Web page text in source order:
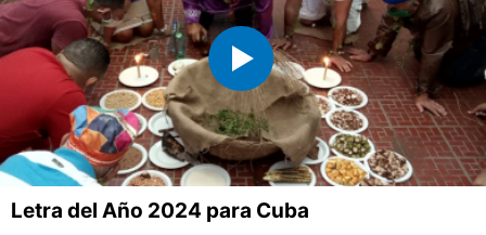
Letra del Año 2024 para Cuba